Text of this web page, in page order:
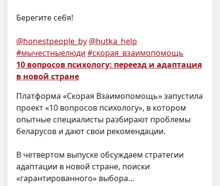
Берегите себя!
@honestpeople_by @hutka_help
#мычестныелюди #скорая_взаимопомощь
10 вопросов психологу: переезд и адаптация
в новой стране
Платформа «Скорая Взаимопомощь» запустила
проект «10 вопросов психологу», в котором
опытные специалисты разбирают проблемы
беларусов и дают свои рекомендации.
В четвертом выпуске обсуждаем стратегии
адаптации в новой стране, поиски
«гарантированного» выбора…